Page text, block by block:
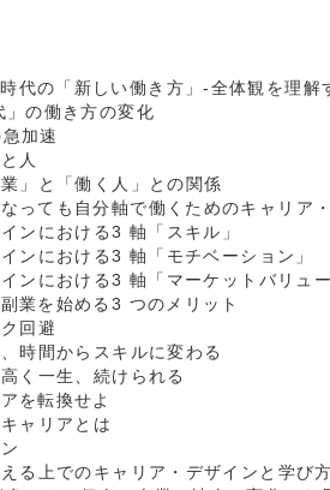
代の「新しい働き方」-全体観を理解
の働き方の変化
加速
人
」と「働く人」との関係
っても自分軸で働くためのキャリア
における3 軸「スキル」
における3 軸「モチベーション」
ンにおける3 軸「マーケットバリュ
業を始める3 つのメリット
回避
時間からスキルに変わる
く一生、続けられる
を転換せよ
ャリアとは
る上でのキャリア・デザインと学び